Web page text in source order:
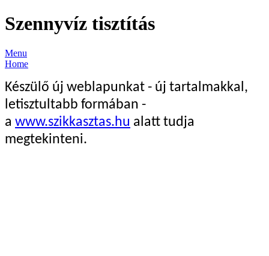
Szennyvíz tisztítás
Menu
Home
Készülő új weblapunkat - új tartalmakkal,
letisztultabb formában -
a www.szikkasztas.hu alatt tudja
megtekinteni.